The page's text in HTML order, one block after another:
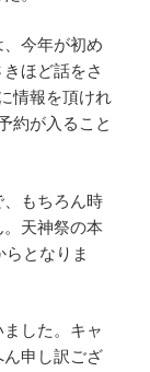
今年が初め
ほど話をさ
情報を頂けれ
約が入ること
もちろん時
天神祭の本
らとなりま
した。キャ
申し訳ござ